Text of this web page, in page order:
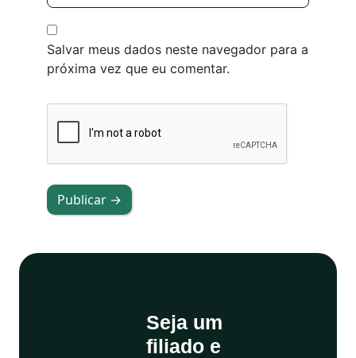
Salvar meus dados neste navegador para a
próxima vez que eu comentar.
Publicar →
Seja um
filiado e